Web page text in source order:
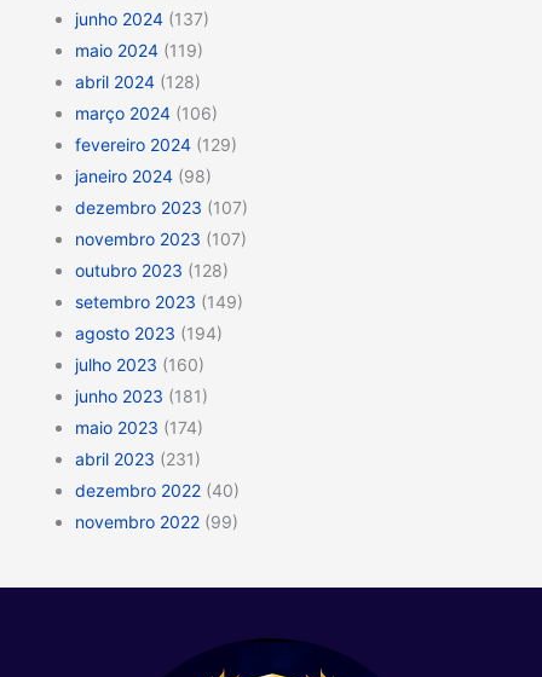
junho 2024 (137)
maio 2024 (119)
abril 2024 (128)
março 2024 (106)
fevereiro 2024 (129)
janeiro 2024 (98)
dezembro 2023 (107)
novembro 2023 (107)
outubro 2023 (128)
setembro 2023 (149)
agosto 2023 (194)
julho 2023 (160)
junho 2023 (181)
maio 2023 (174)
abril 2023 (231)
dezembro 2022 (40)
novembro 2022 (99)